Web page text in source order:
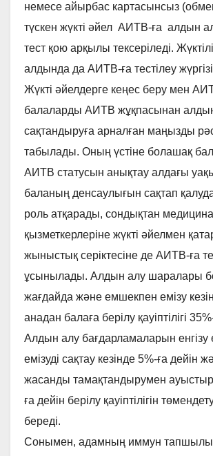
немесе айырбас картасынсыз
түскен жүкті әйел АИТВ-ға алдын
тест қою арқылы тексеріледі.
алдында да АИТВ-ға тестілеу
Жүкті әйелдерге кеңес беру мен
балаларды АИТВ жұқпасынан
сақтандыруға арналған маңызды
табылады. Оның үстіне болашақ
АИТВ статусын анықтау алдағы
баланың денсаулығын сақтап
роль атқарады, сондықтан медицина
қызметкерлеріне жүкті әйелмен
жыныстық серіктесіне де АИТВ-ға
ұсынылады. Алдын алу шаралары
жағдайда және емшекпен емізу
анадан балаға берілу қауіптілігі
Алдын алу бағдарламаларын
емізуді сақтау кезінде 5%-ға дейін
жасанды тамақтандырумен
ға дейін берілу қауіптілігін
береді.
Сонымен, адамның иммун